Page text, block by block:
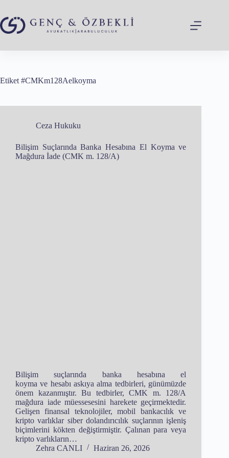
content
Etiket #CMKm128Aelkoyma
Ceza Hukuku
Bilişim Suçlarında Banka Hesabına El Koyma ve
Mağdura İade (CMK m. 128/A)
Bilişim suçlarında banka hesabına el
koyma ve hesabı askıya alma tedbirleri, günümüzde
önem kazanmıştır. Bu tedbirler, CMK m. 128/A
mağdura iade müessesesini harekete geçirmektedir.
Gelişen finansal teknolojiler, mobil bankacılık ve
kripto varlıklar siber dolandırıcılık suçlarının işleniş
biçimlerini kökten değiştirmiştir. Çalınan para veya
kripto varlıkların…
Zehra CANLI
Haziran 26, 2026